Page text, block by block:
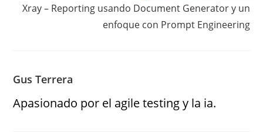
Xray – Reporting usando Document Generator y un
enfoque con Prompt Engineering
Gus Terrera
Apasionado por el agile testing y la ia.